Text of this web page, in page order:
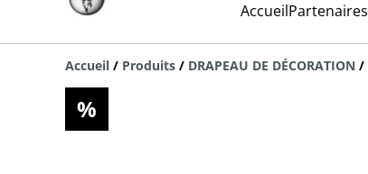
AccueilPartenaires
Accueil / Produits / DRAPEAU DE DÉCORATION /
%